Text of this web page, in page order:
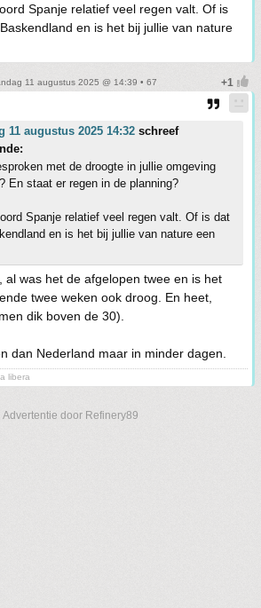
Spanje relatief veel regen valt. Of is
en is het bij jullie van nature
11 augustus 2025 @ 14:39 • 67
11 augustus 2025 14:32 schreef
met de droogte in jullie omgeving
En staat er regen in de planning?
Spanje relatief veel regen valt. Of is dat
en is het bij jullie van nature een
al was het de afgelopen twee en is het
twee weken ook droog. En heet,
dik boven de 30).
dan Nederland maar in minder dagen.
libera
door Refinery89